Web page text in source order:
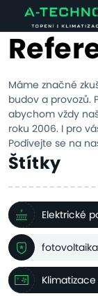
Máme značné
budov a provozů.
abychom vždy
roku 2006. I pro
Podívejte se na
Štítky
Elektrické
fotovoltaika
Klimatizace